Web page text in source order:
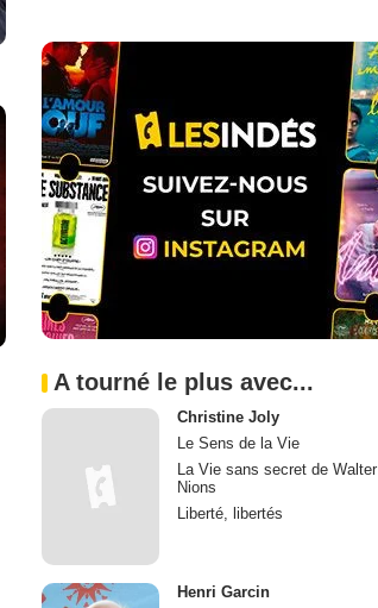
A tourné le plus avec...
Christine Joly
Le Sens de la Vie
La Vie sans secret de Walter
Nions
Liberté, libertés
Henri Garcin